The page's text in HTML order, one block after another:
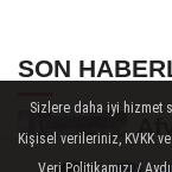
SON
Sizlere daha iyi hizmet
Kişisel verileriniz, KVKK
Veri Politikamızı /